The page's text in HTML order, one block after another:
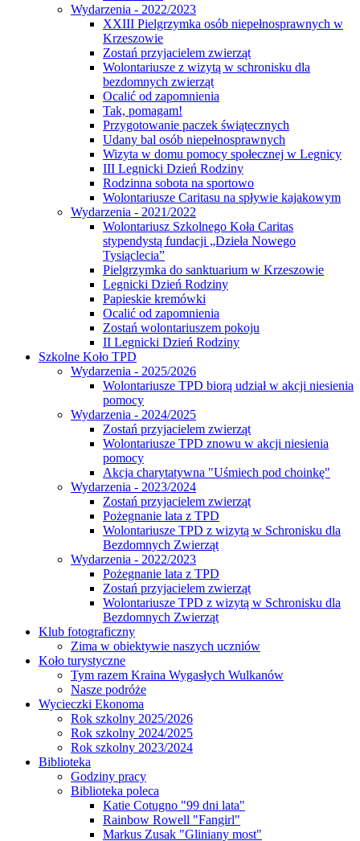
Wydarzenia - 2022/2023
XXIII Pielgrzymka osób niepełnosprawnych w
Krzeszowie
Zostań przyjacielem zwierząt
Wolontariusze z wizytą w schronisku dla
bezdomnych zwierząt
Ocalić od zapomnienia
Tak, pomagam!
Przygotowanie paczek świątecznych
Udany bal osób niepełnosprawnych
Wizyta w domu pomocy społecznej w Legnicy
III Legnicki Dzień Rodziny
Rodzinna sobota na sportowo
Wolontariusze Caritasu na spływie kajakowym
Wydarzenia - 2021/2022
Wolontariusz Szkolnego Koła Caritas
stypendystą fundacji „Dzieła Nowego
Tysiąclecia”
Pielgrzymka do sanktuarium w Krzeszowie
Legnicki Dzień Rodziny
Papieskie kremówki
Ocalić od zapomnienia
Zostań wolontariuszem pokoju
II Legnicki Dzień Rodziny
Szkolne Koło TPD
Wydarzenia - 2025/2026
Wolontariusze TPD biorą udział w akcji niesienia
pomocy
Wydarzenia - 2024/2025
Zostań przyjacielem zwierząt
Wolontariusze TPD znowu w akcji niesienia
pomocy
Akcja charytatywna "Uśmiech pod choinkę"
Wydarzenia - 2023/2024
Zostań przyjacielem zwierząt
Pożegnanie lata z TPD
Wolontariusze TPD z wizytą w Schronisku dla
Bezdomnych Zwierząt
Wydarzenia - 2022/2023
Pożegnanie lata z TPD
Zostań przyjacielem zwierząt
Wolontariusze TPD z wizytą w Schronisku dla
Bezdomnych Zwierząt
Klub fotograficzny
Zima w obiektywie naszych uczniów
Koło turystyczne
Tym razem Kraina Wygasłych Wulkanów
Nasze podróże
Wycieczki Ekonoma
Rok szkolny 2025/2026
Rok szkolny 2024/2025
Rok szkolny 2023/2024
Biblioteka
Godziny pracy
Biblioteka poleca
Katie Cotugno "99 dni lata"
Rainbow Rowell "Fangirl"
Markus Zusak "Gliniany most"